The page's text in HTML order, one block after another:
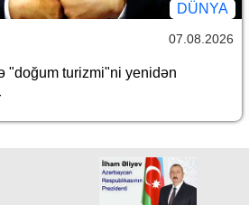
DÜNYA
07.08.2026
"doğum turizmi"ni yenidən